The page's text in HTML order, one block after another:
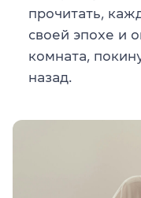
прочитать,
своей эпохе и
комната,
назад.